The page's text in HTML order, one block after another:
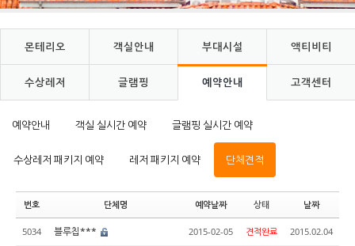
몬테리오 객실안내 부대시설 액티비티
수상레저 글램핑 예약안내 고객센터
예약안내 객실 실시간 예약 글램핑 실시간 예약
수상레저 패키지 예약 레저 패키지 예약 단체견적
번호 단체명 예약날짜 상태 날짜
5034 블루칩*** 2015-02-05 견적완료 2015.02.04